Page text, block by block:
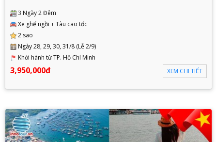
3 Ngày 2 Đêm
Xe ghế ngồi + Tàu cao tốc
2 sao
Ngày 28, 29, 30, 31/8 (Lễ 2/9)
Khởi hành từ TP. Hồ Chí Minh
3,950,000đ XEM CHI TIẾT